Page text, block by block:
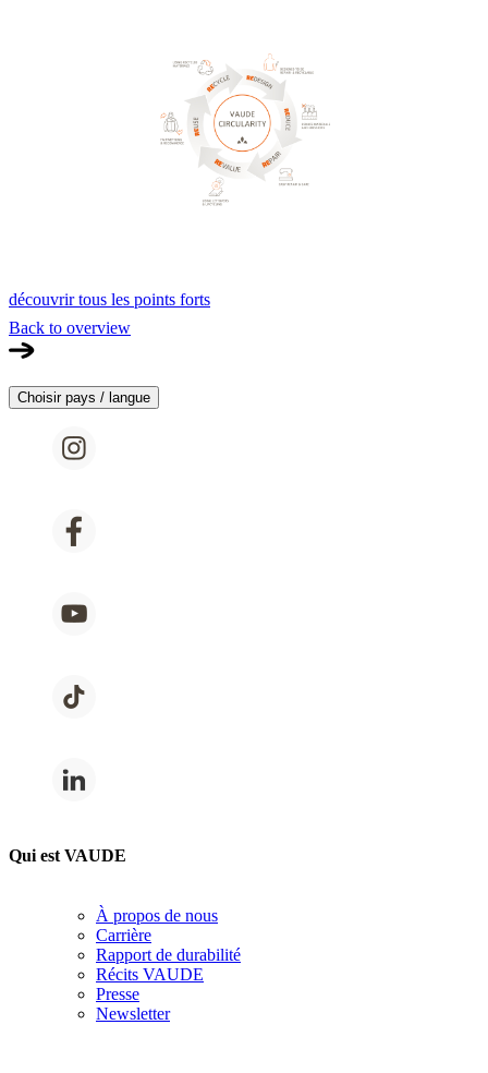
découvrir tous les points forts
Back to overview
Choisir pays / langue
Qui est VAUDE
À propos de nous
Carrière
Rapport de durabilité
Récits VAUDE
Presse
Newsletter